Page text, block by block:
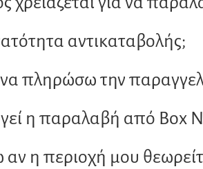
αντικαταβολής;
πληρώσω την
η παραλαβή από Box
η περιοχή μου